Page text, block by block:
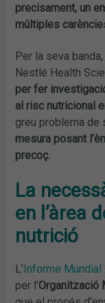
precisament, un
múltiples
Per la seva
Nestlé Health
per fer
al risc nutricional
greu problema de
mesura posant
precoç.
La
en l’àrea
nutrició
L’Informe Mundial
per l’Organització